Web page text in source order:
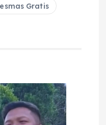
Gratis